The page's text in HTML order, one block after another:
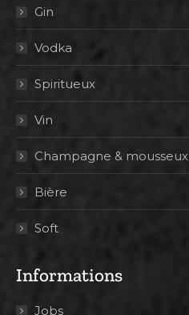
Gin
Vodka
Spiritueux
Vin
Champagne & mousseux
Bière
Soft
Informations
Jobs